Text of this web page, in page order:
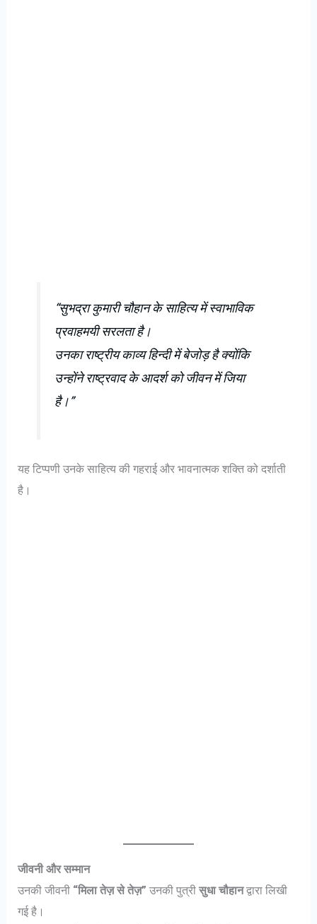
“सुभद्रा कुमारी चौहान के साहित्य में स्वाभाविक
प्रवाहमयी सरलता है।
उनका राष्ट्रीय काव्य हिन्दी में बेजोड़ है क्योंकि
उन्होंने राष्ट्रवाद के आदर्श को जीवन में जिया
है।”
यह टिप्पणी उनके साहित्य की गहराई और भावनात्मक शक्ति को दर्शाती
है।
जीवनी और सम्मान
उनकी जीवनी “मिला तेज़ से तेज़” उनकी पुत्रीसुधा चौहानद्वारा लिखी
गई है।